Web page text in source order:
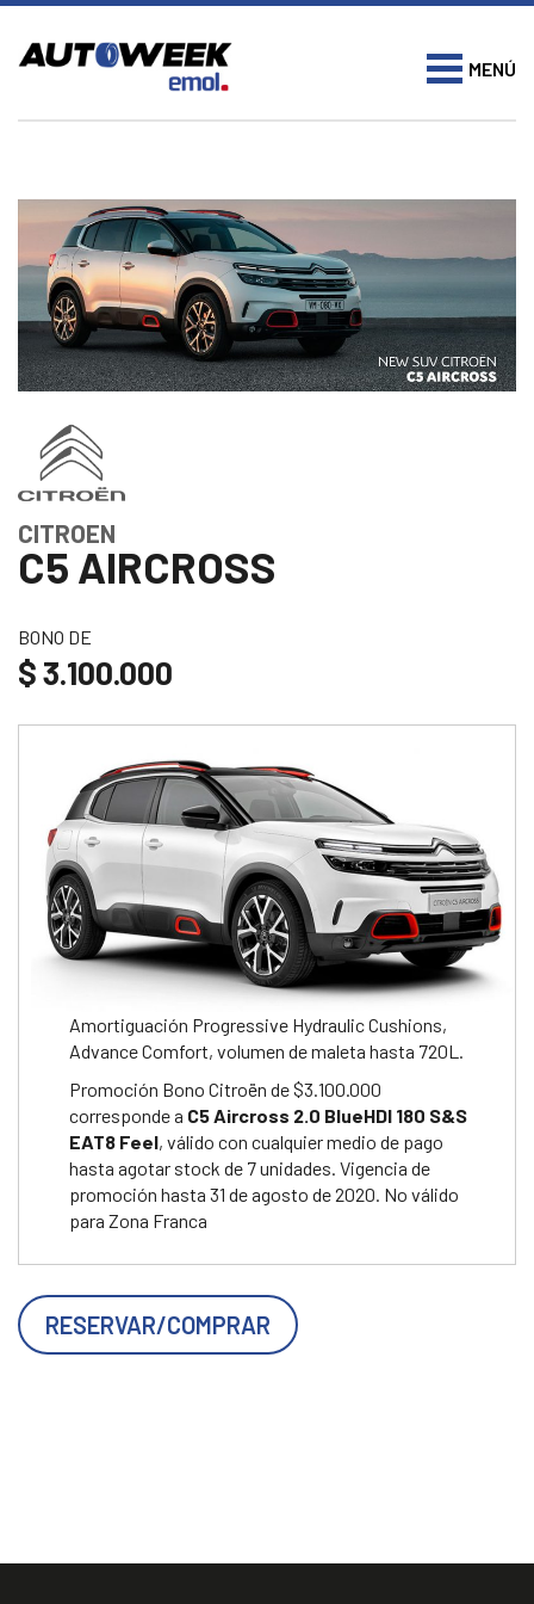
MENÚ
CITROEN
C5 AIRCROSS
BONO DE
$ 3.100.000
Amortiguación Progressive Hydraulic Cushions,
Advance Comfort, volumen de maleta hasta 720L.
Promoción Bono Citroën de $3.100.000
corresponde a C5 Aircross 2.0 BlueHDI 180 S&S
EAT8 Feel, válido con cualquier medio de pago
hasta agotar stock de 7 unidades. Vigencia de
promoción hasta 31 de agosto de 2020. No válido
para Zona Franca
RESERVAR/COMPRAR